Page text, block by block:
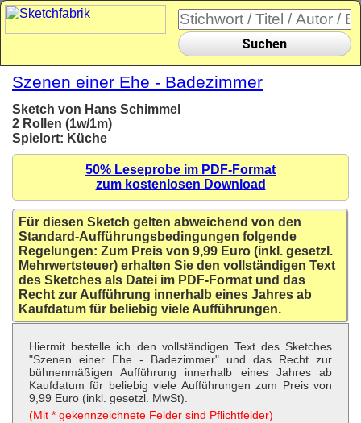
Suchen
Szenen einer Ehe - Badezimmer
Sketch von Hans Schimmel
2 Rollen (1w/1m)
Spielort: Küche
50% Leseprobe im PDF-Format
zum kostenlosen Download
Für diesen Sketch gelten abweichend von den
Standard-Aufführungsbedingungen folgende
Regelungen: Zum Preis von 9,99 Euro (inkl. gesetzl.
Mehrwertsteuer) erhalten Sie den vollständigen Text
des Sketches als Datei im PDF-Format und das
Recht zur Aufführung innerhalb eines Jahres ab
Kaufdatum für beliebig viele Aufführungen.
Hiermit bestelle ich den vollständigen Text des Sketches
"Szenen einer Ehe - Badezimmer" und das Recht zur
bühnenmäßigen Aufführung innerhalb eines Jahres ab
Kaufdatum für beliebig viele Aufführungen zum Preis von
9,99 Euro (inkl. gesetzl. MwSt).
(Mit * gekennzeichnete Felder sind Pflichtfelder)